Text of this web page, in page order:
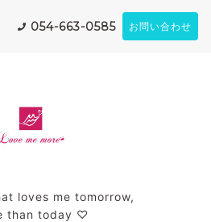
054-663-0585 お問い合わせ
loves me tomorrow,
than today ♡